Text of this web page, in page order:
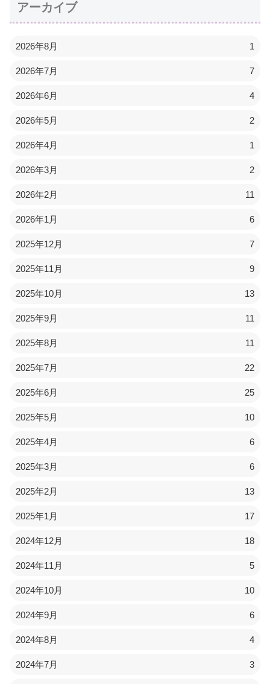
アーカイブ
2026年8月 1
2026年7月 7
2026年6月 4
2026年5月 2
2026年4月 1
2026年3月 2
2026年2月 11
2026年1月 6
2025年12月 7
2025年11月 9
2025年10月 13
2025年9月 11
2025年8月 11
2025年7月 22
2025年6月 25
2025年5月 10
2025年4月 6
2025年3月 6
2025年2月 13
2025年1月 17
2024年12月 18
2024年11月 5
2024年10月 10
2024年9月 6
2024年8月 4
2024年7月 3